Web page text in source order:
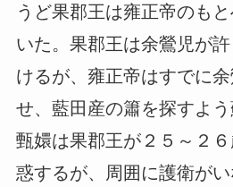
うど果郡王は雍正帝のも
いた。果郡王は余鶯児が
けるが、雍正帝はすでに
せ、藍田産の簫を探すよう
甄嬛は果郡王が２５～２
惑するが、周囲に護衛が